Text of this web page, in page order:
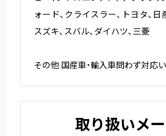
ォード、クライスラー、トヨタ、日
スズキ、スバル、ダイハツ、三菱
その他 国産車・輸入車問わず対応
取り扱いメ